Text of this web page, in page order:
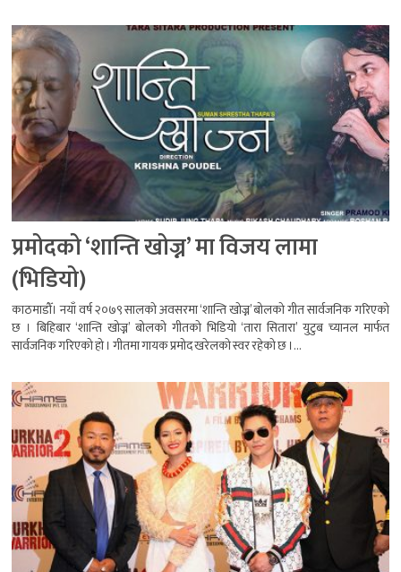
प्रमोदको ‘शान्ति खोज्न’ मा विजय लामा
(भिडियो)
काठमाडौँ। नयाँ वर्ष २०७९ सालको अवसरमा ‘शान्ति खोज्न’ बोलको गीत सार्वजनिक गरिएको
छ । बिहिबार ‘शान्ति खोज्न’ बोलको गीतको भिडियो ‘तारा सितारा’ युटुब च्यानल मार्फत
सार्वजनिक गरिएको हो । गीतमा गायक प्रमोद खरेलको स्वर रहेको छ ।...